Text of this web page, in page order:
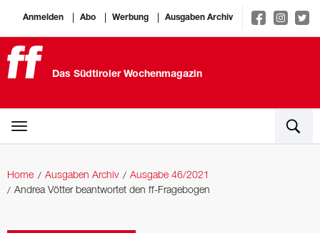
Anmelden Abo Werbung Ausgaben Archiv
Das Südtiroler Wochenmagazin
Home Ausgaben Archiv
Ausgabe 46/2021
Andrea Vötter beantwortet den ff-Fragebogen